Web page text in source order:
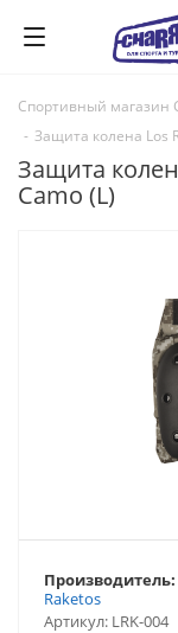
Спортивный магазин
- Защита колена Los
Защита
Camo (L)
Артикул: LRK-004
Производитель:
Raketos